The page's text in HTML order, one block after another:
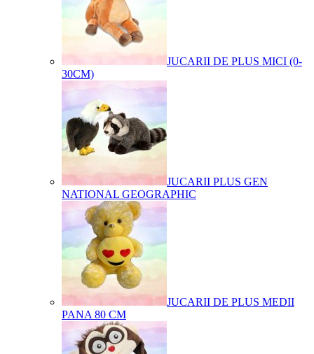
JUCARII DE PLUS MICI (0-
30CM)
JUCARII PLUS GEN
NATIONAL GEOGRAPHIC
JUCARII DE PLUS MEDII
PANA 80 CM